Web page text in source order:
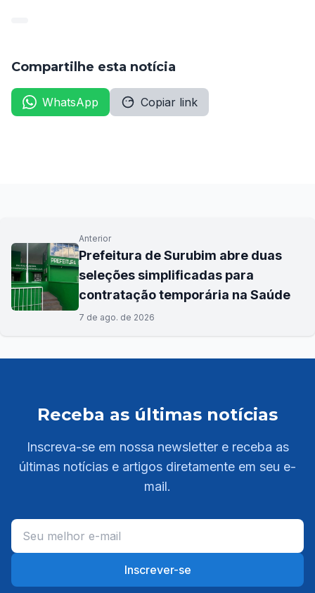
Compartilhe esta notícia
WhatsApp Copiar link
Anterior
Prefeitura de Surubim abre duas
seleções simplificadas para
contratação temporária na Saúde
7 de ago. de 2026
Receba as últimas notícias
Inscreva-se em nossa newsletter e receba as
últimas notícias e artigos diretamente em seu e-
mail.
Inscrever-se